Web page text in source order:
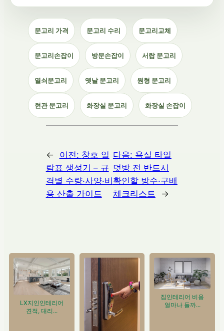
문고리 가격 문고리 수리 문고리교체
문고리손잡이 방문손잡이 서랍 문고리
열쇠문고리 옛날 문고리 원형 문고리
현관 문고리 화장실 문고리 화장실 손잡이
← 이전: 창호 일
람표 생성기 – 규
격별 수량·사양·비
용 산출 가이드
다음: 욕실 타일
덧방 전 반드시
확인할 방수·구배
체크리스트
→
LX지인인테리어
견적, 대리...
집인테리어 비용
얼마나 들까...